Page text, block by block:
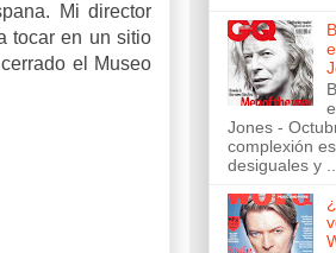
Mi director
tocar en un sitio
el Museo
Jones -
complexión
desiguales y